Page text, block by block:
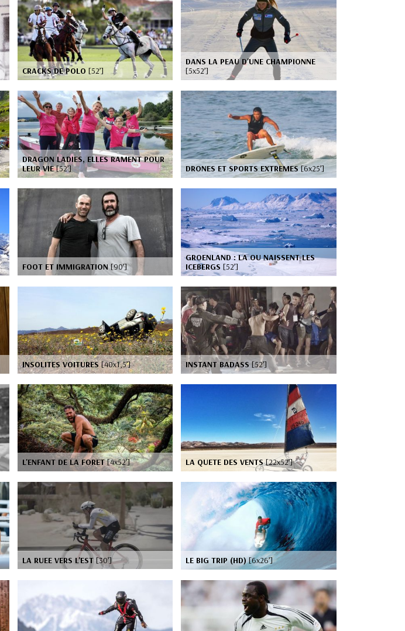
CRACKS DE POLO [52’]
DANS LA PEAU D'UNE CHAMPIONNE
[5x52’]
DRAGON LADIES, ELLES RAMENT POUR
LEUR VIE[52’] DRONES ET SPORTS EXTREMES[6x25’]
FOOT ET IMMIGRATION[90’]
GROENLAND : LA OU NAISSENT LES
ICEBERGS[52’]
INSOLITES VOITURES[40x1,5’] INSTANT BADASS[52’]
L'ENFANT DE LA FORET[4x52’] LA QUETE DES VENTS[22x52’]
LA RUEE VERS L'EST [30’] LE BIG TRIP (HD)[6x26’]